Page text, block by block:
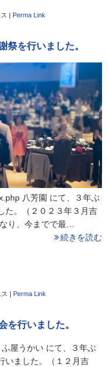
| Perma Link
祭を行いました。
八芳園 にて、３年ぶ
た。（２０２３年３月吉
り、今までで最…
続きを読む
| Perma Link
を行いました。
屋うかい にて、３年ぶ
いました。（１２月吉